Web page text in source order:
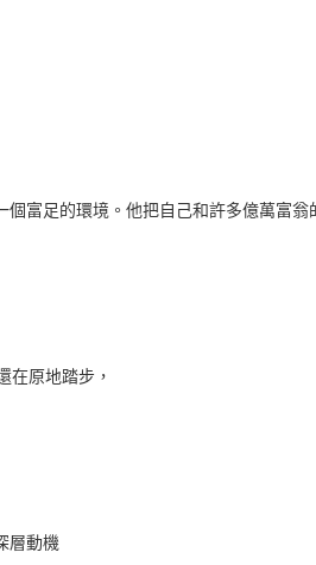
富足的環境。他把自己和許多億萬富翁
在原地踏步，
層動機